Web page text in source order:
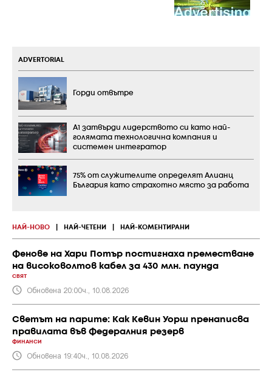
НАЙ-НОВО НАЙ-ЧЕТЕНИ НАЙ-КОМЕНТИРАНИ
Фенове на Хари Потър постигнаха преместване
на високоволтов кабел за 430 млн. паунда
СВЯТ
Обновена 20:00ч., 10.08.2026
Светът на парите: Как Кевин Уорш пренаписва
правилата във Федералния резерв
ФИНАНСИ
Обновена 19:40ч., 10.08.2026
ADVERTORIAL
Горди отвътре
А1 затвърди лидерството си като най-
голямата технологична компания и
системен интегратор
75% от служителите определят Алианц
България като страхотно място за работа